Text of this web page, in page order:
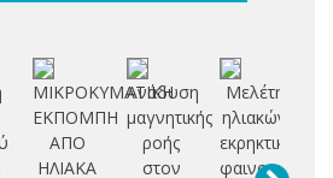
ΜΙΚΡΟΚΥΜΑΤΙΚΗ
ΕΚΠΟΜΠΗ
ΑΠΟ
ΗΛΙΑΚΑ
Ανάδυση
μαγνητικής
ροής
στον
Μελέτη
ηλιακών
εκρηκτικών
φαινομένων